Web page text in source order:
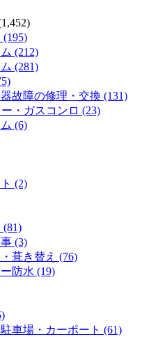
(212)
(281)
故障の修理・交換 (131)
・ガスコンロ (23)
(6)
(2)
(3)
葺き替え (76)
防水 (19)
車場・カーポート (61)